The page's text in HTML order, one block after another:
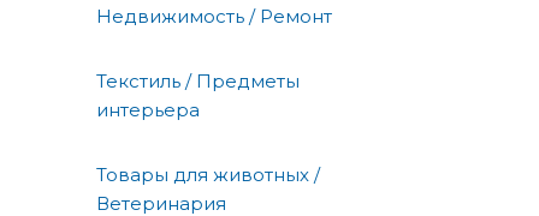
Недвижимость / Ремонт
Текстиль / Предметы
интерьера
Товары для животных /
Ветеринария